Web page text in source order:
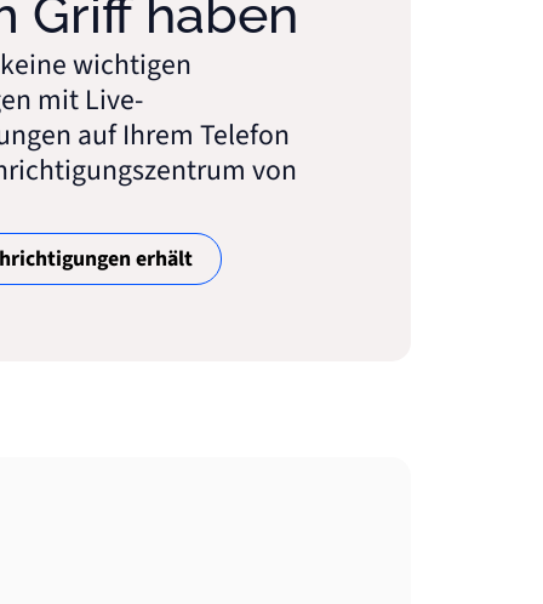
Griff haben
wichtigen
mit Live-
auf Ihrem Telefon
von
erhält